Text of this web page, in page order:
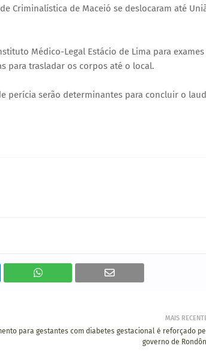
Criminalística de Maceió se deslocaram até
Médico-Legal Estácio de Lima para exames
para trasladar os corpos até o local.
perícia serão determinantes para concluir o
MAIS
para gestantes com diabetes gestacional é reforçado
governo de